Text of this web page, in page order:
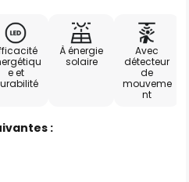
e et
À énergie
solaire
Avec
détecteur
de
mouveme
nt
: